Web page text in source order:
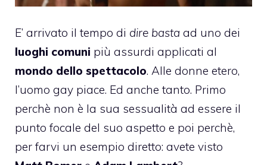
E’ arrivato il tempo di dire basta ad uno dei
luoghi comuni più assurdi applicati al
mondo dello spettacolo. Alle donne etero,
l’uomo gay piace. Ed anche tanto. Primo
perchè non è la sua sessualità ad essere il
punto focale del suo aspetto e poi perchè,
per farvi un esempio diretto: avete visto